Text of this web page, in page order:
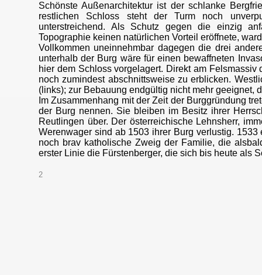
Schönste Außenarchitektur ist der schlanke
restlichen Schloss steht der Turm noch
unterstreichend. Als Schutz gegen die einzig
Topographie keinen natürlichen Vorteil eröffnete,
Vollkommen uneinnehmbar dagegen die drei
unterhalb der Burg wäre für einen bewaffneten
hier dem Schloss vorgelagert. Direkt am
noch zumindest abschnittsweise zu erblicken.
(links); zur Bebauung endgültig nicht mehr geeignet,
Im Zusammenhang mit der Zeit der Burggründung
der Burg nennen. Sie bleiben im Besitz ihrer
Reutlingen über. Der österreichische Lehnsherr,
Werenwager sind ab 1503 ihrer Burg verlustig.
noch brav katholische Zweig der Familie, die
erster Linie die Fürstenberger, die sich bis heute als
2